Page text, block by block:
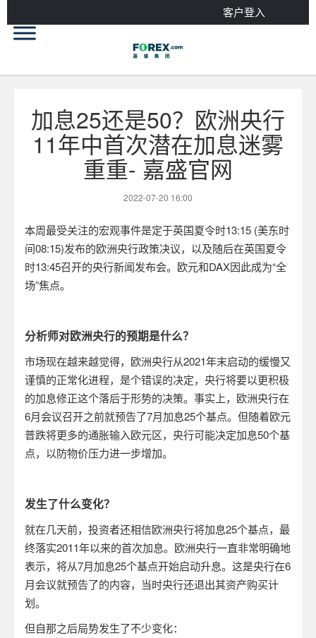
客户登入
加息25还是50？欧洲央行
11年中首次潜在加息迷雾
重重- 嘉盛官网
2022-07-20 16:00
本周最受关注的宏观事件是定于英国夏令时13:15 (美东时
间08:15)发布的欧洲央行政策决议，以及随后在英国夏令
时13:45召开的央行新闻发布会。欧元和DAX因此成为“全
场”焦点。
分析师对欧洲央行的预期是什么？
市场现在越来越觉得，欧洲央行从2021年末启动的缓慢又
谨慎的正常化进程，是个错误的决定，央行将要以更积极
的加息修正这个落后于形势的决策。事实上，欧洲央行在
6月会议召开之前就预告了7月加息25个基点。但随着欧元
普跌将更多的通胀输入欧元区，央行可能决定加息50个基
点，以防物价压力进一步增加。
发生了什么变化？
就在几天前，投资者还相信欧洲央行将加息25个基点，最
终落实2011年以来的首次加息。欧洲央行一直非常明确地
表示，将从7月加息25个基点开始启动升息。这是央行在6
月会议就预告了的内容，当时央行还退出其资产购买计
划。
但自那之后局势发生了不少变化：